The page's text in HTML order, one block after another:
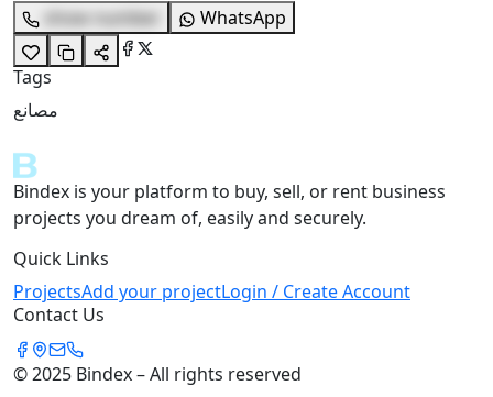
show number
WhatsApp
Tags
مصانع
Bindex is your platform to buy, sell, or rent business
projects you dream of, easily and securely.
Quick Links
ProjectsAdd your projectLogin / Create Account
Contact Us
© 2025 Bindex – All rights reserved